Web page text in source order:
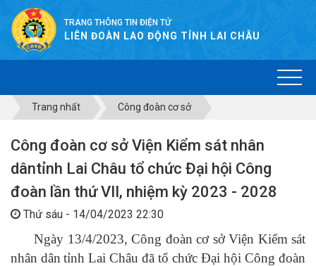
TRANG THÔNG TIN ĐIỆN TỬ
LIÊN ĐOÀN LAO ĐỘNG TỈNH LAI CHÂU
Trang nhất Công đoàn cơ sở
Công đoàn cơ sở Viện Kiểm sát nhân
dântỉnh Lai Châu tổ chức Đại hội Công
đoàn lần thứ VII, nhiệm kỳ 2023 - 2028
Thứ sáu - 14/04/2023 22:30
Ngày 13/4/2023, Công đoàn cơ sở Viện Kiểm sát
nhân dân tỉnh Lai Châu đã tổ chức Đại hội Công đoàn